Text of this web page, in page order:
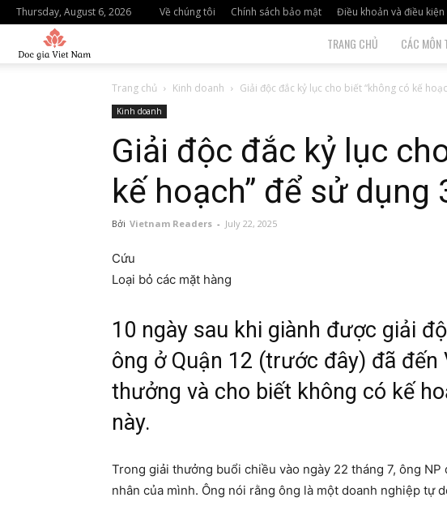
Thursday, August 6, 2026 Về chúng tôi Chính sách bảo mật Điều khoản và điều kiện
nam
TRANG CHỦ CÁC MÔN
Trang chủ Kinh doanh Giải độc đắc kỷ lục cho biết “không có kế
Kinh doanh
Giải độc đắc kỷ lục
kế hoạch” để sử dụng
Bởi Vietnam Readers - July 22, 2025
Cứu
Loại bỏ các mặt hàng
10 ngày sau khi giành được giải
ông ở Quận 12 (trước đây) đã
thưởng và cho biết không có kế
này.
Trong giải thưởng buổi chiều vào ngày 22 tháng 7, ông NP
nhân của mình. Ông nói rằng ông là một doanh nghiệp tự